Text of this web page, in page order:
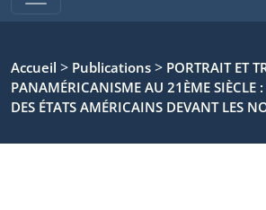
Accueil > Publications > PORTRAIT ET
PANAMÉRICANISME AU 21ÈME SIÈCLE
DES ÉTATS AMÉRICAINS DEVANT LES